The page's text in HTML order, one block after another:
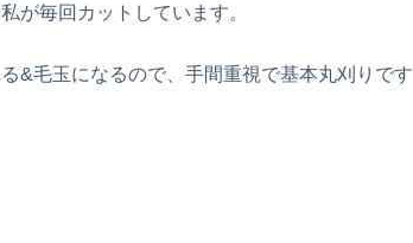
が毎回カットしています。
&毛玉になるので、手間重視で基本丸刈りです